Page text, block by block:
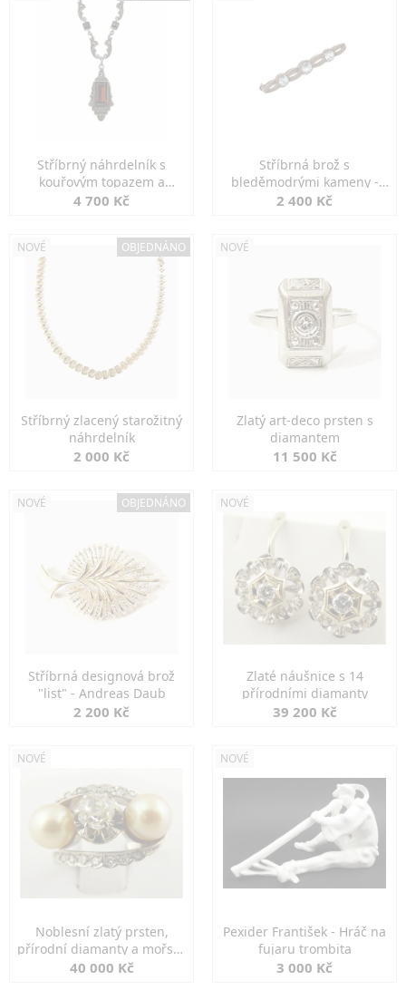
Stříbrný náhrdelník s
kouřovým topazem a
markazity
4 700 Kč
Stříbrná brož s
bleděmodrými kameny -
jemná elegance
2 400 Kč
NOVÉ OBJEDNÁNO
Stříbrný zlacený starožitný
náhrdelník
2 000 Kč
NOVÉ
Zlatý art-deco prsten s
diamantem
11 500 Kč
NOVÉ OBJEDNÁNO
Stříbrná designová brož
"list" - Andreas Daub
2 200 Kč
NOVÉ
Zlaté náušnice s 14
přírodními diamanty
39 200 Kč
NOVÉ
Noblesní zlatý prsten,
přírodní diamanty a mořské
perly
40 000 Kč
NOVÉ
Pexider František - Hráč na
fujaru trombita
3 000 Kč